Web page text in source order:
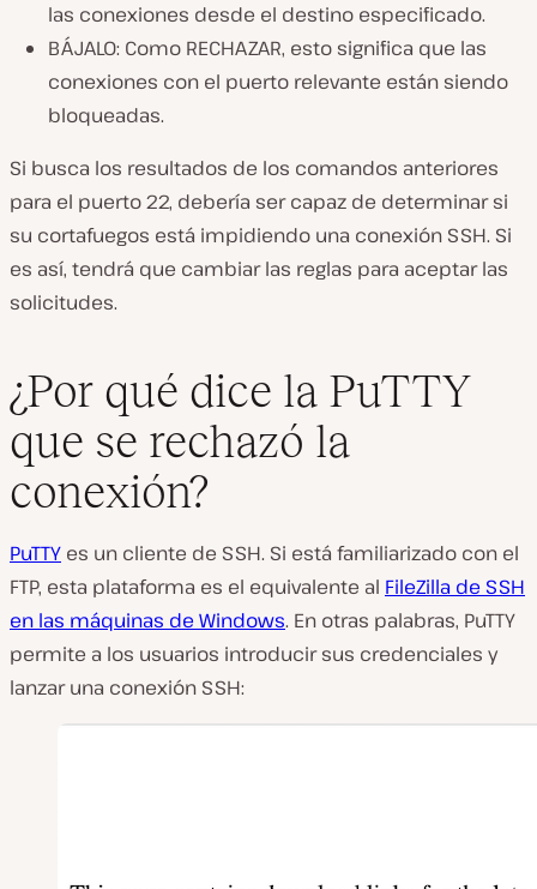
las conexiones desde el destino especificado.
BÁJALO: Como RECHAZAR, esto significa que las
conexiones con el puerto relevante están siendo
bloqueadas.
Si busca los resultados de los comandos anteriores
para el puerto 22, debería ser capaz de determinar si
su cortafuegos está impidiendo una conexión SSH. Si
es así, tendrá que cambiar las reglas para aceptar las
solicitudes.
¿Por qué dice la PuTTY
que se rechazó la
conexión?
PuTTY es un cliente de SSH. Si está familiarizado con el
FTP, esta plataforma es el equivalente al FileZilla de SSH
en las máquinas de Windows. En otras palabras, PuTTY
permite a los usuarios introducir sus credenciales y
lanzar una conexión SSH: